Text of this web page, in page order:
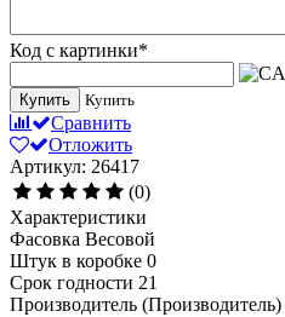
Код с картинки*
Купить Купить
Сравнить
Отложить
Артикул: 26417
(0)
Характеристики
Фасовка Весовой
Штук в коробке 0
Срок годности 21
Производитель (Производитель)